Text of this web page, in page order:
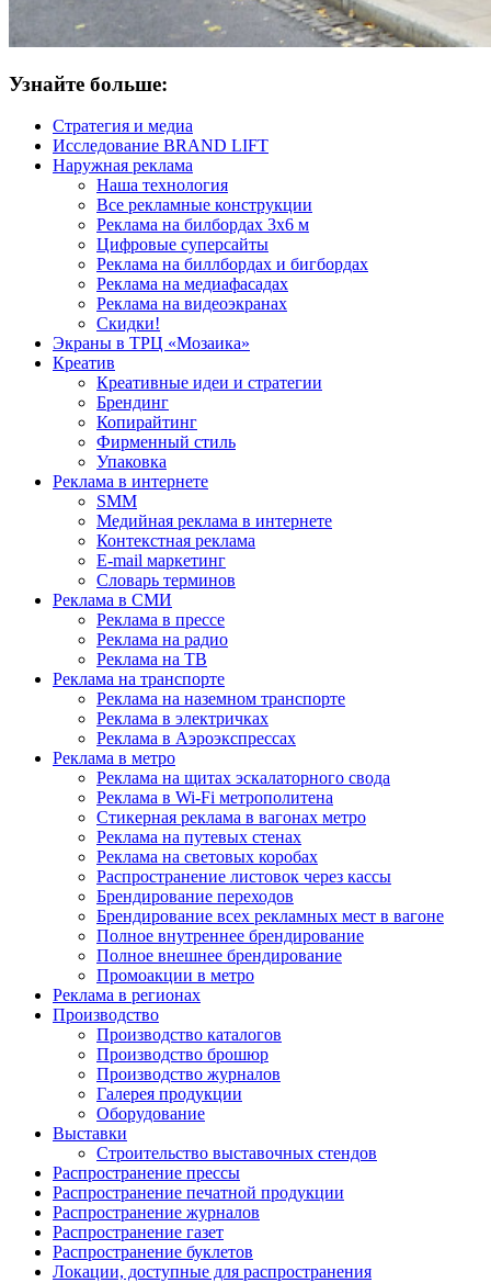
Узнайте больше:
Стратегия и медиа
Исследование BRAND LIFT
Наружная реклама
Наша технология
Все рекламные конструкции
Реклама на билбордах 3х6 м
Цифровые суперсайты
Реклама на биллбордах и бигбордах
Реклама на медиафасадах
Реклама на видеоэкранах
Скидки!
Экраны в ТРЦ «Мозаика»
Креатив
Креативные идеи и стратегии
Брендинг
Копирайтинг
Фирменный стиль
Упаковка
Реклама в интернете
SMM
Медийная реклама в интернете
Контекстная реклама
E-mail маркетинг
Словарь терминов
Реклама в СМИ
Реклама в прессе
Реклама на радио
Реклама на ТВ
Реклама на транспорте
Реклама на наземном транспорте
Реклама в электричках
Реклама в Аэроэкспрессах
Реклама в метро
Реклама на щитах эскалаторного свода
Реклама в Wi-Fi метрополитена
Стикерная реклама в вагонах метро
Реклама на путевых стенах
Реклама на световых коробах
Распространение листовок через кассы
Брендирование переходов
Брендирование всех рекламных мест в вагоне
Полное внутреннее брендирование
Полное внешнее брендирование
Промоакции в метро
Реклама в регионах
Производство
Производство каталогов
Производство брошюр
Производство журналов
Галерея продукции
Оборудование
Выставки
Строительство выставочных стендов
Распространение прессы
Распространение печатной продукции
Распространение журналов
Распространение газет
Распространение буклетов
Локации, доступные для распространения